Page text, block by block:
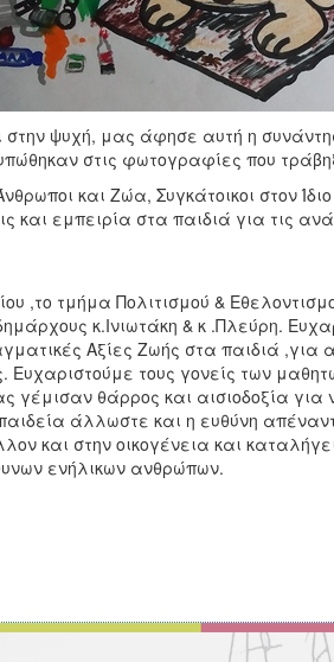
στην ψυχή, μας άφησε αυτή η
στις φωτογραφίες που
και Ζώα, Συγκάτοικοι στον
και εμπειρία στα παιδιά για τις
,το τμήμα Πολιτισμού &
κ.Ινιωτάκη & κ .Πλεύρη.
Αξίες Ζωής στα παιδιά
Ευχαριστούμε τους γονείς των
γέμισαν θάρρος και αισιοδοξία
άλλωστε και η ευθύνη
και στην οικογένεια και
ενήλικων ανθρώπων.